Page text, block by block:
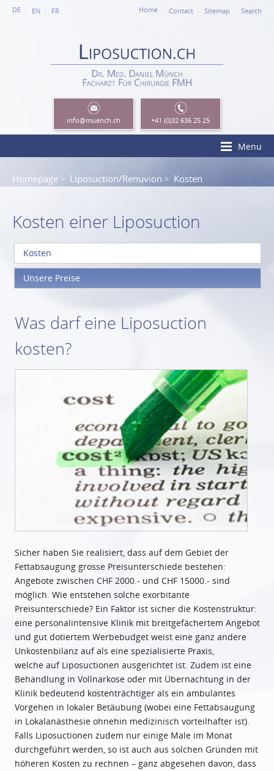
DE EN FR Home Contact Sitemap Search
Menu
Homepage Liposuction/Renuvion Kosten
Kosten einer Liposuction
Kosten
Unsere Preise
Was darf eine Liposuction
kosten?
Sicher haben Sie realisiert, dass auf dem Gebiet der
Fettabsaugung grosse Preisunterschiede bestehen:
Angebote zwischen CHF 2000.- und CHF 15000.- sind
möglich. Wie entstehen solche exorbitante
Preisunterschiede? Ein Faktor ist sicher die Kostenstruktur:
eine personalintensive Klinik mit breitgefächertem Angebot
und gut dotiertem Werbebudget weist eine ganz andere
Unkostenbilanz auf als eine spezialisierte Praxis,
welche auf Liposuctionen ausgerichtet ist. Zudem ist eine
Behandlung in Vollnarkose oder mit Übernachtung in der
Klinik bedeutend kostenträchtiger als ein ambulantes
Vorgehen in lokaler Betäubung (wobei eine Fettabsaugung
in Lokalanästhesie ohnehin medizinisch vorteilhafter ist).
Falls Liposuctionen zudem nur einige Male im Monat
durchgeführt werden, so ist auch aus solchen Gründen mit
höheren Kosten zu rechnen – ganz abgesehen davon, dass
info@muench.ch +41 (0)32 636 25 25